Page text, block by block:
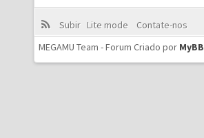
Subir Lite mode
Contate-nos
MEGAMU Team - Forum Criado por MyBB